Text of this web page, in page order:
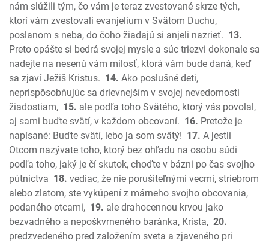
Nahum
Abakuk
Sofoniáš
Aggeus
Zachariáš
Malachiáš
Nový zákon
Ev. Matúša
Ev. Marka
Ev. Lukáša
Ev. Jána
Skutky apoštolov
List Rimanom
1. List Korintským
2. List Korintským
nám slúžili tým, čo vám je teraz zvestované skrze tých,
ktorí vám zvestovali evanjelium v Svätom Duchu,
poslanom s neba, do čoho žiadajú si anjeli nazrieť. 13.
Preto opášte si bedrá svojej mysle a súc triezvi dokonale sa
nadejte na nesenú vám milosť, ktorá vám bude daná, keď
sa zjaví Ježiš Kristus. 14. Ako poslušné deti,
neprispôsobňujúc sa drievnejším v svojej nevedomosti
žiadostiam, 15. ale podľa toho Svätého, ktorý vás povolal,
aj sami buďte svätí, v každom obcovaní. 16. Pretože je
napísané: Buďte svätí, lebo ja som svätý! 17. A jestli
Otcom nazývate toho, ktorý bez ohľadu na osobu súdi
podľa toho, jaký je čí skutok, choďte v bázni po čas svojho
pútnictva 18. vediac, že nie porušiteľnými vecmi, striebrom
alebo zlatom, ste vykúpení z márneho svojho obcovania,
podaného otcami, 19. ale drahocennou krvou jako
bezvadného a nepoškvrneného baránka, Krista, 20.
predzvedeného pred založením sveta a zjaveného pri